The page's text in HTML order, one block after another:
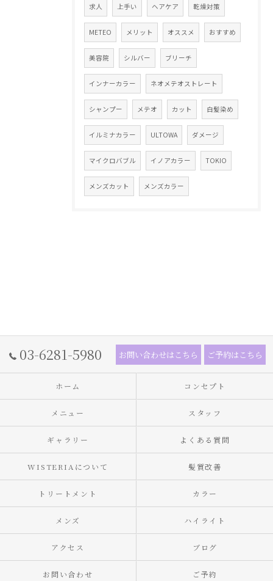
求人 上手い ヘアケア 乾燥対策
METEO メリット オススメ おすすめ
美容院 シルバー ブリーチ
インナーカラー ネオメテオストレート
シャンプー メテオ カット 白髪染め
イルミナカラー ULTOWA ダメージ
マイクロバブル イノアカラー TOKIO
メンズカット メンズカラー
03-6281-5980 お問い合わせはこちら ご予約はこちら
ホーム コンセプト
メニュー スタッフ
ギャラリー よくある質問
WISTERIAについて 髪質改善
トリートメント カラー
メンズ ハイライト
アクセス ブログ
お問い合わせ ご予約